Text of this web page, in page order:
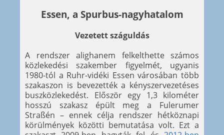
Essen, a Spurbus-nagyhatalom
Vezetett száguldás
A rendszer alighanem felkelthette számos
közlekedési szakember figyelmét, ugyanis
1980-tól a Ruhr-vidéki Essen városában több
szakaszon is bevezették a kényszervezetéses
buszközlekedést. Először egy 1,3 kilométer
hosszú szakasz épült meg a Fulerumer
Straßén – ennek célja rendszer hétköznapi
körülmények közötti bemutatása volt. Ezt a